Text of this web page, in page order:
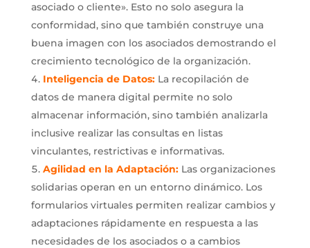
asociado o cliente». Esto no solo asegura la
conformidad, sino que también construye una
buena imagen con los asociados demostrando el
crecimiento tecnológico de la organización.
Inteligencia de Datos:La recopilación de
datos de manera digital permite no solo
almacenar información, sino también analizarla
inclusive realizar las consultas en listas
vinculantes, restrictivas e informativas.
Agilidad en la Adaptación: Las organizaciones
solidarias operan en un entorno dinámico. Los
formularios virtuales permiten realizar cambios y
adaptaciones rápidamente en respuesta a las
necesidades de los asociados o a cambios